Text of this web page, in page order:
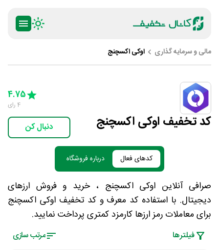
مالی و سرمایه گذاری اوکی اکسچنج
کد تخفیف اوکی اکسچنج
3 Stars
4 Stars
5 Stars
4.75
4 رای
دنبال کن
کدهای فعال درباره فروشگاه
صرافی آنلاین اوکی اکسچنج ، خرید و فروش ارزهای
دیجیتال. با استفاده کد معرف و کد تخفیف اوکی اکسچنج
برای معاملات رمز ارزها کارمزد کمتری پرداخت نمایید.
فیلتر‌ها مرتب سازی